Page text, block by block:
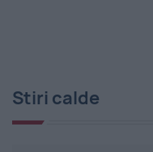
Stiri calde